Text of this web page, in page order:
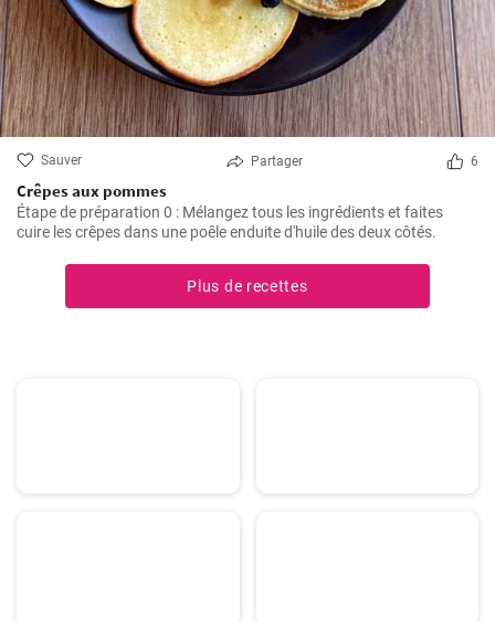
Sauver Partager 6
Crêpes aux pommes
Étape de préparation 0 : Mélangez tous les ingrédients et faites
cuire les crêpes dans une poêle enduite d'huile des deux côtés.
Plus de recettes